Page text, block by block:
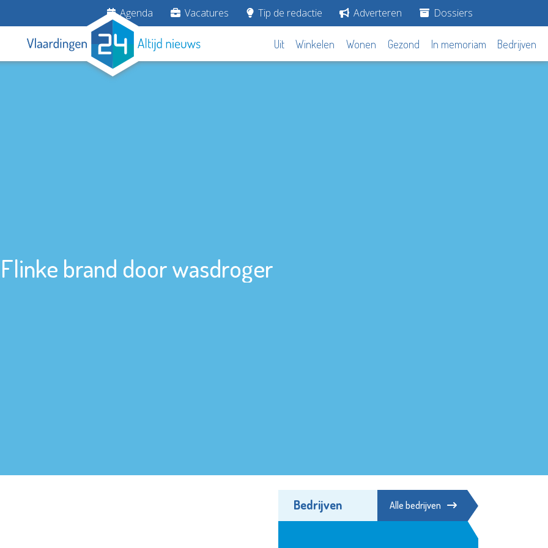
Agenda Vacatures Tip de redactie Adverteren Dossiers
Uit Winkelen Wonen Gezond In memoriam Bedrijven
Flinke brand door wasdroger
Bedrijven Alle bedrijven